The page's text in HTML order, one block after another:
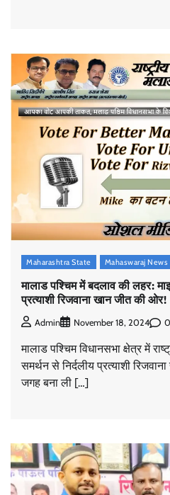
Maharashtra State Mahaswaraj News
मालाड पश्चिम में बदलाव की लहर:
प्रत्याशी रिजवाना खान जीत की ओर!
Admin November 18, 2024 0
मालाड पश्चिम विधानसभा क्षेत्र में
समर्थन से निर्दलीय प्रत्याशी
जगह बना ली […]